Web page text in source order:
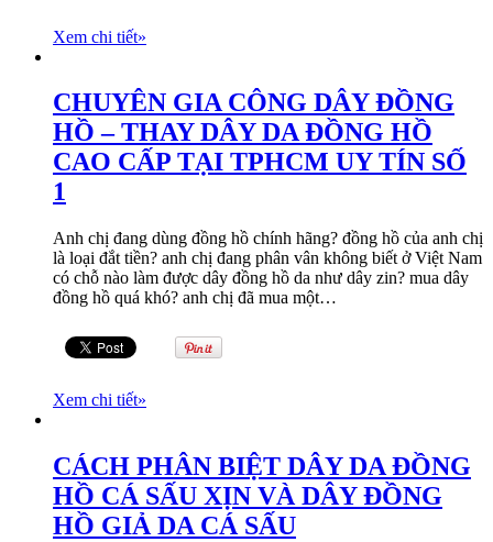
Xem chi tiết»
CHUYÊN GIA CÔNG DÂY ĐỒNG
HỒ – THAY DÂY DA ĐỒNG HỒ
CAO CẤP TẠI TPHCM UY TÍN SỐ
1
Anh chị đang dùng đồng hồ chính hãng? đồng hồ của anh chị
là loại đắt tiền? anh chị đang phân vân không biết ở Việt Nam
có chỗ nào làm được dây đồng hồ da như dây zin? mua dây
đồng hồ quá khó? anh chị đã mua một…
Xem chi tiết»
CÁCH PHÂN BIỆT DÂY DA ĐỒNG
HỒ CÁ SẤU XỊN VÀ DÂY ĐỒNG
HỒ GIẢ DA CÁ SẤU